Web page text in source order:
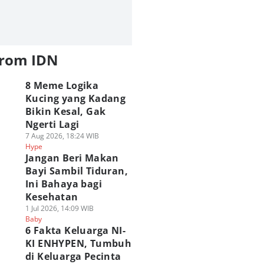
IDN
8 Meme Logika
Kucing yang Kadang
Bikin Kesal, Gak
Ngerti Lagi
7 Aug 2026, 18:24 WIB
Hype
Jangan Beri Makan
Bayi Sambil Tiduran,
Ini Bahaya bagi
Kesehatan
1 Jul 2026, 14:09 WIB
Baby
6 Fakta Keluarga NI-
KI ENHYPEN, Tumbuh
di Keluarga Pecinta